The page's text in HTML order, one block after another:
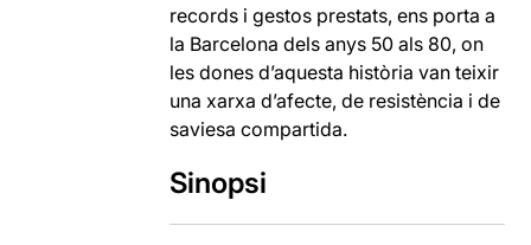
records i gestos prestats, ens porta a
la Barcelona dels anys 50 als 80, on
les dones d’aquesta història van teixir
una xarxa d’afecte, de resistència i de
saviesa compartida.
Sinopsi